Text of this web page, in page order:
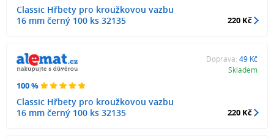
Classic Hřbety pro kroužkovou vazbu
16 mm černý 100 ks 32135
220 Kč
100 %
Classic Hřbety pro kroužkovou vazbu
16 mm černý 100 ks 32135
Doprava: 49 Kč
Skladem
220 Kč